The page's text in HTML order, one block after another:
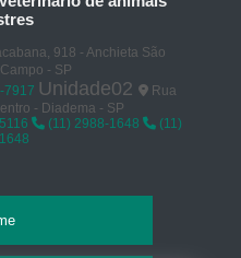
918 - Anchieta São
- SP
7917 Unidade02
Rua
- Diadema - SP
(11) 2988-1648
(11)